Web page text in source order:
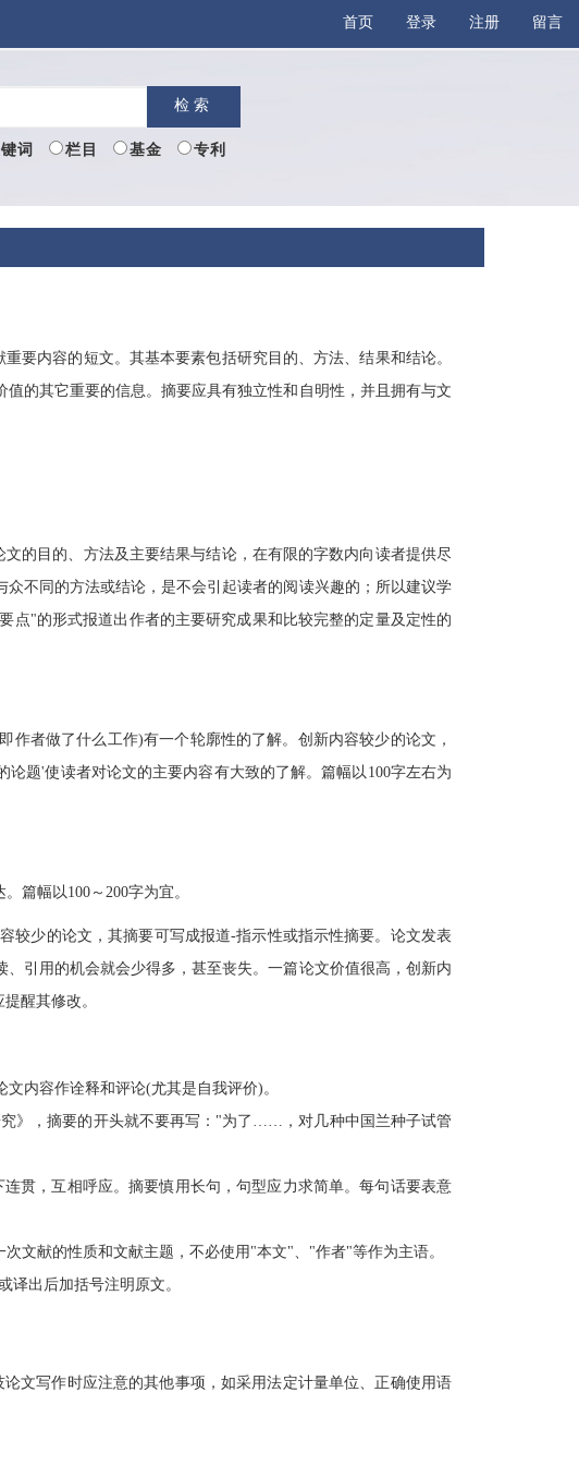
首页 登录 注册 留言
检索
词 栏目 基金 专利
要内容的短文。其基本要素包括研究目的、方法、结果和结论。
的其它重要的信息。摘要应具有独立性和自明性，并且拥有与文
的目的、方法及主要结果与结论，在有限的字数内向读者提供尽
不同的方法或结论，是不会引起读者的阅读兴趣的；所以建议学
点"的形式报道出作者的主要研究成果和比较完整的定量及定性的
者做了什么工作)有一个轮廓性的了解。创新内容较少的论文，
题'使读者对论文的主要内容有大致的了解。篇幅以100字左右为
篇幅以100～200字为宜。
较少的论文，其摘要可写成报道-指示性或指示性摘要。论文发表
引用的机会就会少得多，甚至丧失。一篇论文价值很高，创新内
醒其修改。
内容作诠释和评论(尤其是自我评价)。
》，摘要的开头就不要再写："为了……，对几种中国兰种子试管
贯，互相呼应。摘要慎用长句，句型应力求简单。每句话要表意
献的性质和文献主题，不必使用"本文"、"作者"等作为主语。
译出后加括号注明原文。
文写作时应注意的其他事项，如采用法定计量单位、正确使用语